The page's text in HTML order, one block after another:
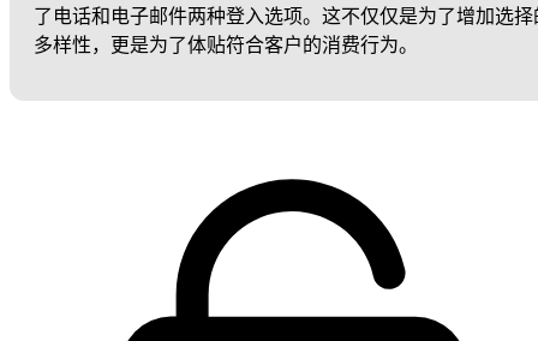
了电话和电子邮件两种登入选项。这不仅仅是为了增加选择
多样性，更是为了体贴符合客户的消费行为。